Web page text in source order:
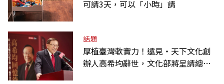
可請3天，可以「小時」請
話題
厚植臺灣軟實力！遠見‧天下文化創
辦人高希均辭世，文化部將呈請總統